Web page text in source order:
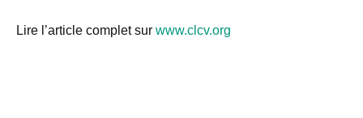
Lire l’article complet sur www.clcv.org